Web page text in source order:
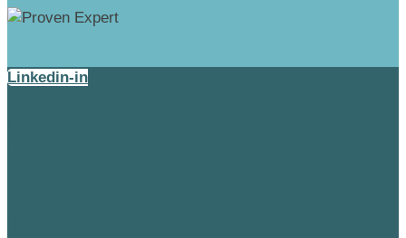
Linkedin-in